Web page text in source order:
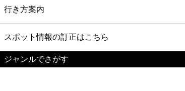
行き方案内
スポット情報の訂正はこちら
ジャンルでさがす